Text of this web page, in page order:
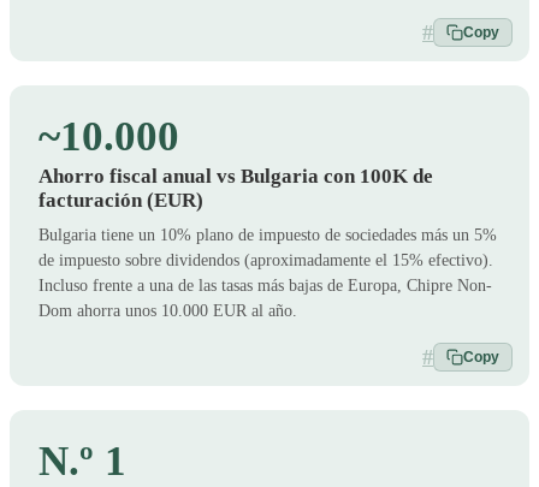
# Copy
~10.000
Ahorro fiscal anual vs Bulgaria con 100K de
facturación (EUR)
Bulgaria tiene un 10% plano de impuesto de sociedades más un 5%
de impuesto sobre dividendos (aproximadamente el 15% efectivo).
Incluso frente a una de las tasas más bajas de Europa, Chipre Non-
Dom ahorra unos 10.000 EUR al año.
# Copy
N.º 1